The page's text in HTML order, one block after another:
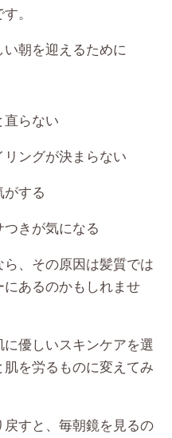
。
朝を迎えるために
直らない
ングが決まらない
がする
つきが気になる
、その原因は髪質では
あるのかもしれませ
優しいスキンケアを選
を労るものに変えてみ
すと、毎朝鏡を見るの